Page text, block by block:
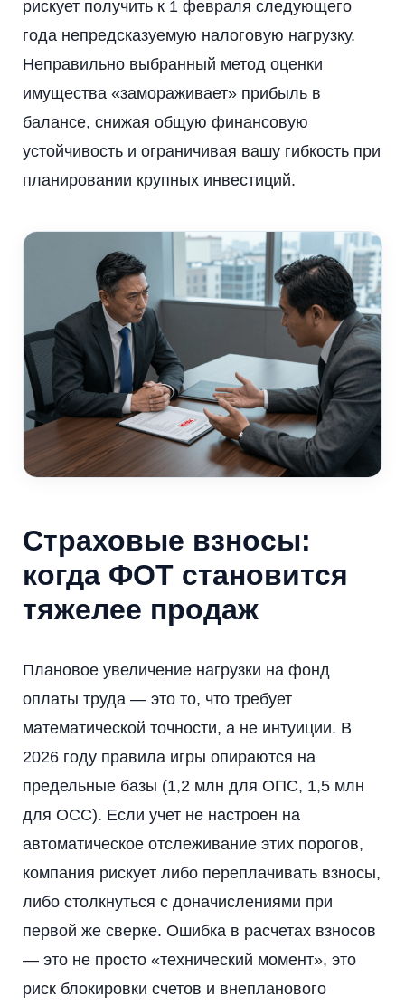
рискует получить к 1 февраля следующего
года непредсказуемую налоговую нагрузку.
Неправильно выбранный метод оценки
имущества «замораживает» прибыль в
балансе, снижая общую финансовую
устойчивость и ограничивая вашу гибкость при
планировании крупных инвестиций.
Страховые взносы:
когда ФОТ становится
тяжелее продаж
Плановое увеличение нагрузки на фонд
оплаты труда — это то, что требует
математической точности, а не интуиции. В
2026 году правила игры опираются на
предельные базы (1,2 млн для ОПС, 1,5 млн
для ОСС). Если учет не настроен на
автоматическое отслеживание этих порогов,
компания рискует либо переплачивать взносы,
либо столкнуться с доначислениями при
первой же сверке. Ошибка в расчетах взносов
— это не просто «технический момент», это
риск блокировки счетов и внепланового